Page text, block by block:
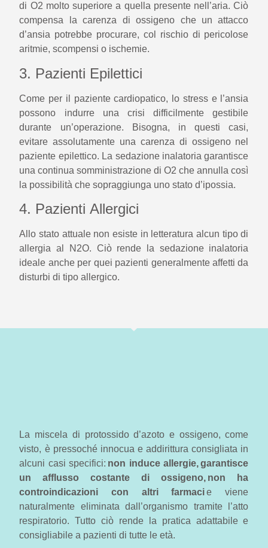
di O2 molto superiore a quella presente nell’aria. Ciò
compensa la carenza di ossigeno che un attacco
d’ansia potrebbe procurare, col rischio di pericolose
aritmie, scompensi o ischemie.
3. Pazienti Epilettici
Come per il paziente cardiopatico, lo stress e l’ansia
possono indurre una crisi difficilmente gestibile
durante un’operazione. Bisogna, in questi casi,
evitare assolutamente una carenza di ossigeno nel
paziente epilettico. La sedazione inalatoria garantisce
una continua somministrazione di O2 che annulla così
la possibilità che sopraggiunga uno stato d’ipossia.
4. Pazienti Allergici
Allo stato attuale non esiste in letteratura alcun tipo di
allergia al N2O. Ciò rende la sedazione inalatoria
ideale anche per quei pazienti generalmente affetti da
disturbi di tipo allergico.
La miscela di protossido d’azoto e ossigeno, come
visto, è pressoché innocua e addirittura consigliata in
alcuni casi specifici: non induce allergie, garantisce
un afflusso costante di ossigeno, non ha
controindicazioni con altri farmacie viene
naturalmente eliminata dall’organismo tramite l’atto
respiratorio. Tutto ciò rende la pratica adattabile e
consigliabile a pazienti di tutte le età.